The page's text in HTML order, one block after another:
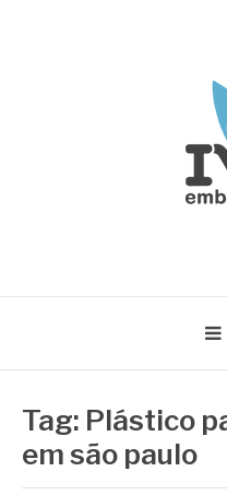
Tag: Plástico
em são paulo